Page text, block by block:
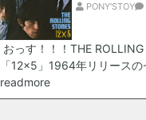
PONY'STOY
おっす！！！THE
「12×5」1964年リリースの
readmore